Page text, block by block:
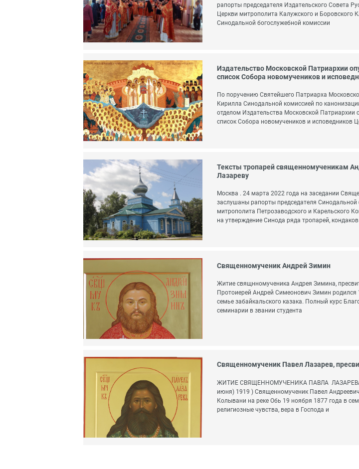
рапорты председателя Издательского Совета
Церкви митрополита Калужского и Боровского
Синодальной богослужебной комиссии
Издательство Московской Патриархии
список Собора новомучеников и
По поручению Святейшего Патриарха
Кирилла Синодальной комиссией по
отделом Издательства Московской Патриархии
список Собора новомучеников и исповедников
Тексты тропарей священномученикам
Лазареву
Москва . 24 марта 2022 года на заседании
заслушаны рапорты председателя Синодальной
митрополита Петрозаводского и Карельского
на утверждение Синода ряда тропарей, кондаков
Священномученик Андрей Зимин
Житие свящнномученика Андрея Зимина,
Протоиерей Андрей Симеонович Зимин родился
семье забайкальского казака. Полный курс
семинарии в звании студента
Священномученик Павел Лазарев,
ЖИТИЕ СВЯЩЕННОМУЧЕНИКА ПАВЛА
июня) 1919 ) Священномученик Павел
Колывани на реке Обь 19 ноября 1877 года в
религиозные чувства, вера в Господа и